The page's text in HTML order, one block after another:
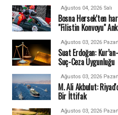
Ağustos 04, 2026 Salı
Bosna Hersek'ten
"Filistin Konvoyu"
Ağustos 03, 2026
Suat Erdoğan:
Suç-Ceza Uygunluğu
Ağustos 03, 2026
M. Ali Akbulut:
Bir İttifak
Ağustos 03, 2026